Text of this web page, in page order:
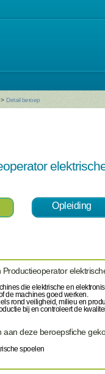
> Detail beroep
Opleiding
Productieoperator
die elektrische en
de machines goed werken.
rond veiligheid, milieu en
bij en controleert de
aan deze beroepsfiche
spoelen